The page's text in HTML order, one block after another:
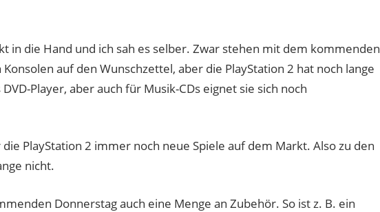
in die Hand und ich sah es selber. Zwar stehen mit dem kommenden
auf den Wunschzettel, aber die PlayStation 2 hat noch lange
Player, aber auch für Musik-CDs eignet sie sich noch
PlayStation 2 immer noch neue Spiele auf dem Markt. Also zu den
nicht.
Donnerstag auch eine Menge an Zubehör. So ist z. B. ein